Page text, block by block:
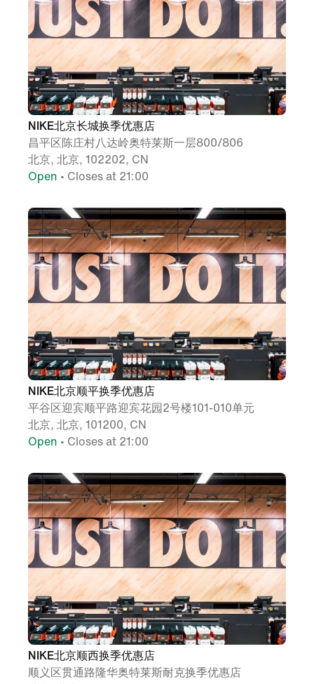
NIKE北京长城换季优惠店
昌平区陈庄村八达岭奥特莱斯一层800/806
北京, 北京, 102202, CN
Open • Closes at 21:00
NIKE北京顺平换季优惠店
平谷区迎宾顺平路迎宾花园2号楼101-010单元
北京, 北京, 101200, CN
Open • Closes at 21:00
NIKE北京顺西换季优惠店
顺义区贯通路隆华奥特莱斯耐克换季优惠店